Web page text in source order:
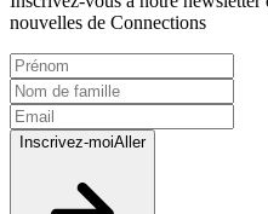
nouvelles de Connections
Inscrivez-moiAller